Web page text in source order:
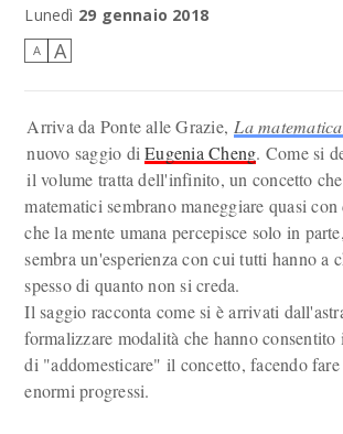
Lunedì 29 gennaio 2018
A A
Arriva da Ponte alle Grazie, La
nuovo saggio diEugenia Cheng. Come si
il volume tratta dell'infinito, un concetto
matematici sembrano maneggiare quasi
che la mente umana percepisce solo in
sembra un'esperienza con cui tutti hanno a
spesso di quanto non si creda.
Il saggio racconta come si è arrivati
formalizzare modalità che hanno consentito
di "addomesticare" il concetto, facendo fare
enormi progressi.